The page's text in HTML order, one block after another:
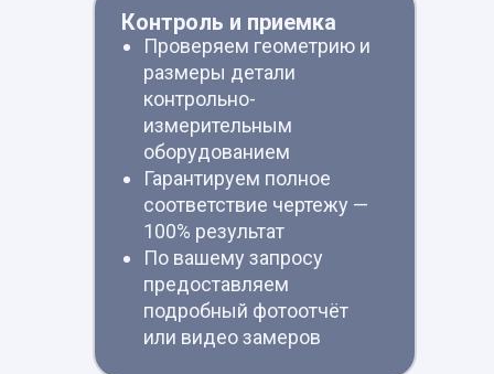
Контроль и приемка
Проверяем геометрию и
размеры детали
контрольно-
измерительным
оборудованием
Гарантируем полное
соответствие чертежу —
100% результат
По вашему запросу
предоставляем
подробный фотоотчёт
или видео замеров